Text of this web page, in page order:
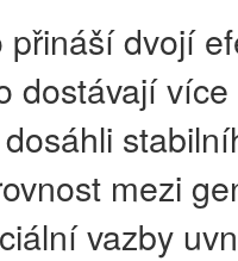
přináší dvojí
dostávají
mezi
vazby